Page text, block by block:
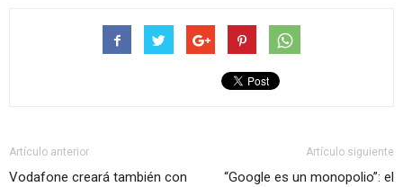
Artículo anterior
Vodafone creará también con
Artículo siguiente
“Google es un monopolio”: el